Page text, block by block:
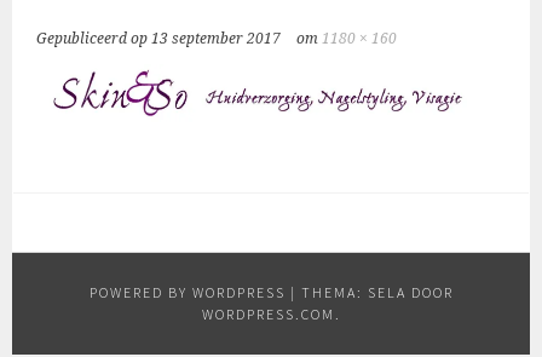
Gepubliceerd op13 september 2017 om1180 × 160
POWERED BY WORDPRESS | THEMA: SELA DOOR
WORDPRESS.COM .